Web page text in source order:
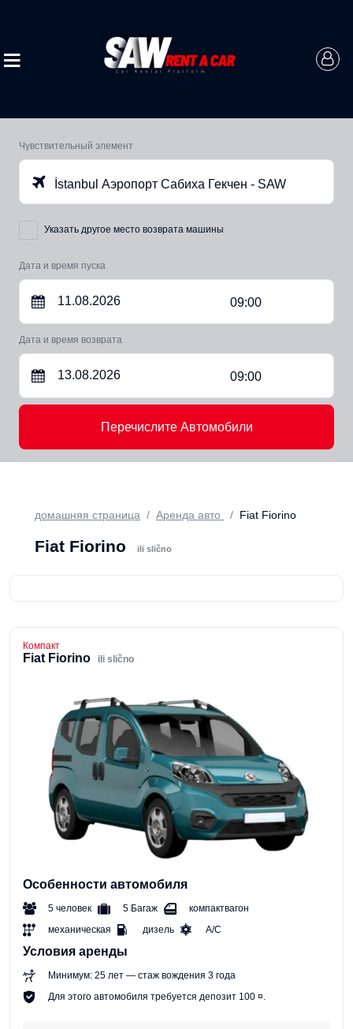
Чувствительный элемент
İstanbul Аэропорт Сабиха Гекчен - SAW
Указать другое место возврата машины
Дата и время пуска
09:00
Дата и время возврата
09:00
Перечислите Автомобили
домашняя страница Аренда авто Fiat Fiorino
Fiat Fiorino ili slično
Компакт
Fiat Fiorino ili slično
Особенности автомобиля
5 человек 5 Багаж
компактвагон
механическая
дизель A/C
Условия аренды
Минимум: 25 лет — стаж вождения 3 года
Для этого автомобиля требуется депозит 100 ¤.